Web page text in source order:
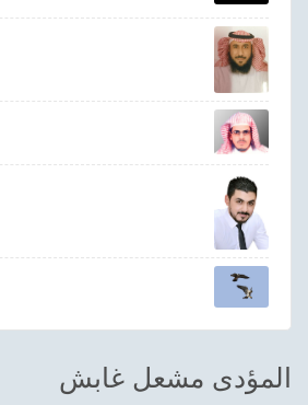
اناشيد
ادعية
احدث الفيديوهات
ترفيهي
Asian
Foreign
المؤدى مشعل غابش